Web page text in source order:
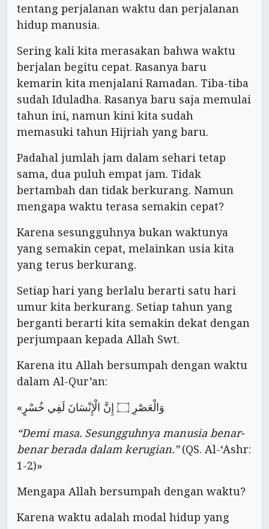
tentang perjalanan waktu dan perjalanan
hidup manusia.
Sering kali kita merasakan bahwa waktu
berjalan begitu cepat. Rasanya baru
kemarin kita menjalani Ramadan. Tiba-tiba
sudah Iduladha. Rasanya baru saja memulai
tahun ini, namun kini kita sudah
memasuki tahun Hijriah yang baru.
Padahal jumlah jam dalam sehari tetap
sama, dua puluh empat jam. Tidak
bertambah dan tidak berkurang. Namun
mengapa waktu terasa semakin cepat?
Karena sesungguhnya bukan waktunya
yang semakin cepat, melainkan usia kita
yang terus berkurang.
Setiap hari yang berlalu berarti satu hari
umur kita berkurang. Setiap tahun yang
berganti berarti kita semakin dekat dengan
perjumpaan kepada Allah Swt.
Karena itu Allah bersumpah dengan waktu
dalam Al-Qur’an:
«وَالْعَصْرِ ۝ إِنَّ الْإِنْسَانَ لَفِي خُسْرٍ
“Demi masa. Sesungguhnya manusia benar-
benar berada dalam kerugian.”(QS. Al-‘Ashr:
1-2)»
Mengapa Allah bersumpah dengan waktu?
Karena waktu adalah modal hidup yang